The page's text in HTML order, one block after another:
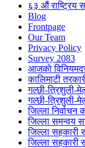
६३ औं राष्ट्रिय
Blog
Frontpage
Our Team
Privacy Policy
Survey 2083
आजकाे
कालिमाटी
गल्छी-त्रिशुली-
गल्छी-त्रिशुली-
जिल्ला निर्वाचन
जिल्ला समन्वय
जिल्ला सहकारी
जिल्ला सहकारी